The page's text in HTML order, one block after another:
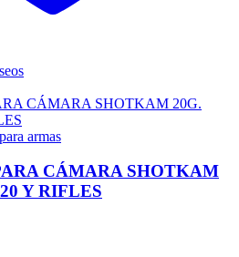
armas
CÁMARA SHOTKAM
Y RIFLES